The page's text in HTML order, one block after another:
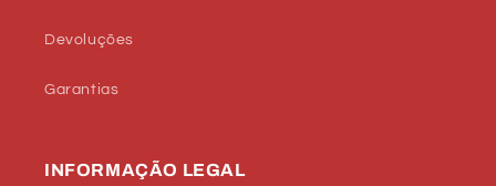
Devoluções
Garantias
INFORMAÇÃO LEGAL